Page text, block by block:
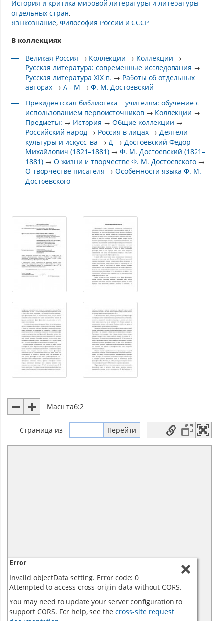
История и критика мировой литературы и литературы
отдельных стран
Языкознание Философия России и СССР
В коллекциях
Великая Россия → Коллекции → Коллекции →
Русская литература: современные исследования →
Русская литература XIX в. → Работы об отдельных
авторах →А - М →Ф. М. Достоевский
Президентская библиотека – учителям: обучение с
использованием первоисточников → Коллекции →
Предметы: → История →Общие коллекции →
Российский народ → Россия в лицах →Деятели
культуры и искусства →Д →Достоевский Фёдор
Михайлович (1821–1881) →Ф. М. Достоевский (1821–
1881) →О жизни и творчестве Ф. М. Достоевского →
О творчестве писателя →Особенности языка Ф. М.
Достоевского
Масштаб:2
Страница из
Error
Invalid objectData setting. Error code: 0
Attempted to access cross-origin data without CORS.
You may need to update your server configuration to
support CORS. For help, see the cross-site request